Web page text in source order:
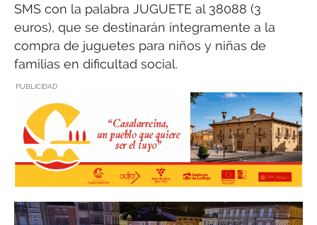
SMS con la palabra JUGUETE al 38088 (3
euros), que se destinarán íntegramente a la
compra de juguetes para niños y niñas de
familias en dificultad social.
PUBLICIDAD